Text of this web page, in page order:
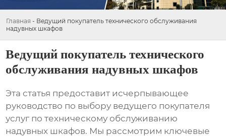
Главная - Ведущий покупатель технического обслуживания
надувных шкафов
Ведущий покупатель технического
обслуживания надувных шкафов
Эта статья предоставит исчерпывающее
руководство по выбору ведущего покупателя
услуг по техническому обслуживанию
надувных шкафов. Мы рассмотрим ключевые